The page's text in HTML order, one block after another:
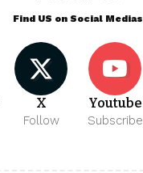
Find US on Social Medias
X
Follow
Youtube
Subscribe